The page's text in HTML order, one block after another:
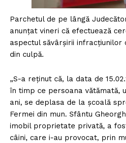
Parchetul de pe lângă
anunţat vineri că efectuează
aspectul săvârşirii infracţiunilor
din culpă.
„S-a reţinut că, la data de
în timp ce persoana vătămată,
ani, se deplasa de la şcoală
Fermei din mun. Sfântu
imobil proprietate privată, a
câini, care i-au provocat, prin